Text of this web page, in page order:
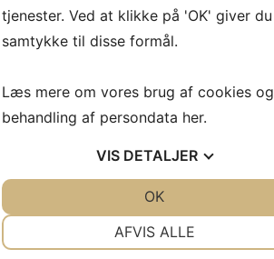
tjenester. Ved at klikke på 'OK' giver du
samtykke til disse formål.
Læs mere om vores brug af cookies og
behandling af persondata her.
VIS DETALJER
AFVIS ALLE
OK